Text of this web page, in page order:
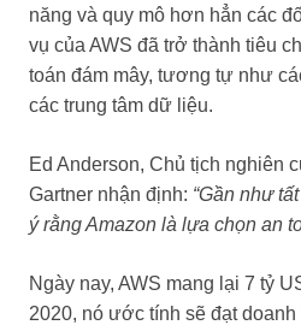
năng và quy mô hơn hẳn các
vụ của AWS đã trở thành tiêu
toán đám mây, tương tự như
các trung tâm dữ liệu.
Ed Anderson, Chủ tịch nghiên
Gartner nhận định: “Gần như
ý rằng Amazon là lựa chọn an
Ngày nay, AWS mang lại 7 tỷ
2020, nó ước tính sẽ đạt